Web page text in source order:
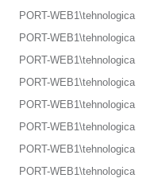
PORT-WEB1\tehnologica
PORT-WEB1\tehnologica
PORT-WEB1\tehnologica
PORT-WEB1\tehnologica
PORT-WEB1\tehnologica
PORT-WEB1\tehnologica
PORT-WEB1\tehnologica
PORT-WEB1\tehnologica